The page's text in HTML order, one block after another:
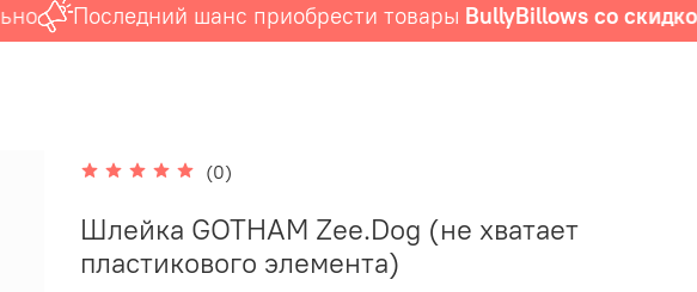
Последний шанс приобрести товарыBullyBillows со скидкой
(0)
Шлейка GOTHAM Zee.Dog (не хватает
пластикового элемента)